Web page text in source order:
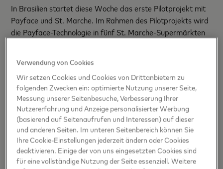
In Brasilien startet diese Woche das erste Pilotprojekt mit
Payface und St. Marche. Im Rahmen des Pilotprojekts wird
die Payface-Technologie in fünf St. Marche-Supermärkten
Zahlungsinformationen über die Payface-App registrieren.
Sobald sie angemeldet sind, reicht ein einfaches Lächeln,
um an der Kasse ohne Karte oder Mobilgerät zu bezahlen.
Weitere Pilotprojekte sind im Nahen Osten und in Asien
geplant.
„Wir arbeiten seit 2018 an der Entwicklung von Payface mit
dem Ziel, die Art und Weise, wie Menschen bezahlen, zu
verändern – indem wir das Erlebnis verbessern, ohne
Verwendung von Cookies
Wir setzen Cookies und Cookies von Drittanbietern zu
folgenden Zwecken ein: optimierte Nutzung unserer Seite,
Messung unserer Seitenbesuche, Verbesserung Ihrer
Nutzererfahrung und Anzeige personalisierter Werbung
(basierend auf Seitenaufrufen und Interessen) auf dieser
und anderen Seiten. Im unteren Seitenbereich können Sie
Ihre Cookie-Einstellungen jederzeit ändern oder Cookies
deaktivieren. Einige der von uns eingesetzten Cookies sind
für eine vollständige Nutzung der Seite essenziell. Weitere